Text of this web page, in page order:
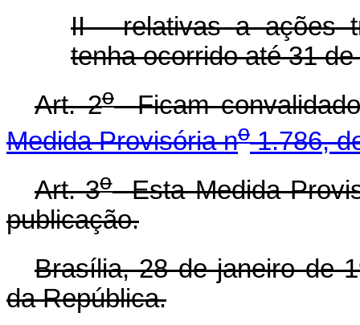
II - relativas a ações
tenha ocorrido até 31
Art. 2oFicam
Medida Provisória no1.786,
Art. 3oEsta Medida
publicação.
Brasília, 28 de janeiro de
da República.